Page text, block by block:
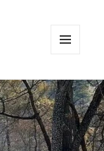
ВИДЖЕТЫ